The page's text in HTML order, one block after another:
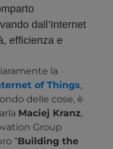
dall’Internet
efficienza e
la
of Things,
delle cose, è
Maciej Kranz,
Group
“Building the